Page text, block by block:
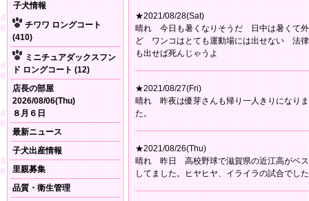
子犬情報
チワワ ロングコート
(410)
ミニチュアダックスフン
ド ロングコート (12)
店長の部屋
2026/08/06(Thu)
８月６日
最新ニュース
子犬出産情報
里親募集
品質・衛生管理
★2021/08/28(Sat)
晴れ 今日も暑くなりそうだ 日中は暑くて外
ど ワンコはとても運動場には出せない 法
も出せば死んじゃうよ
★2021/08/27(Fri)
晴れ 昨夜は優芽さんも帰り一人きりになり
た。
★2021/08/26(Thu)
晴れ 昨日 高校野球で滋賀県の近江高がベ
してました。ヒヤヒヤ、イライラの試合でし